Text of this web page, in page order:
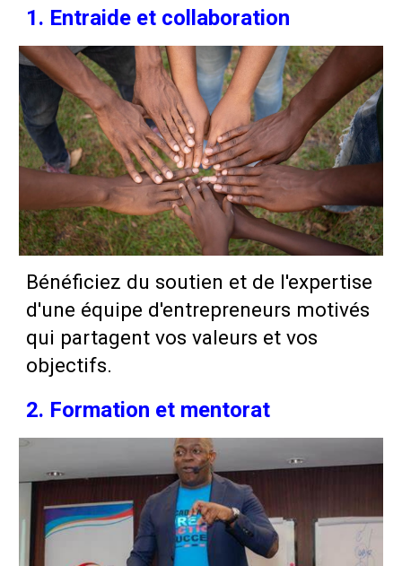
1. Entraide et collaboration
Bénéficiez du soutien et de l'expertise
d'une équipe d'entrepreneurs motivés
qui partagent vos valeurs et vos
objectifs.
2. Formation et mentorat